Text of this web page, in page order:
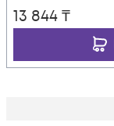
13 844₸